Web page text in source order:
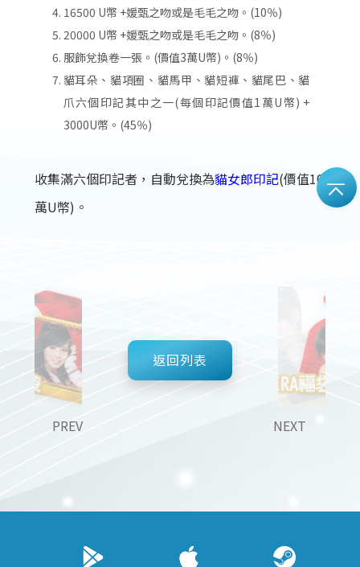
16500 U幣 +媛甄之吻或是毛毛之吻。(10％)
20000 U幣 +媛甄之吻或是毛毛之吻。(8％)
服飾兌換卷一張。(價值3萬U幣)。(8％)
貓耳朵、貓項圈、貓馬甲、貓短褲、貓尾巴、貓
爪六個印記其中之一(每個印記價值1萬U幣) +
3000U幣。(45％)
收集滿六個印記者，自動兌換為貓女郎印記(價值10
萬U幣)。
PREV
返回列表
NEXT